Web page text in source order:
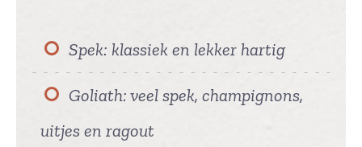
Spek: klassiek en lekker hartig
Goliath: veel spek, champignons,
uitjes en ragout